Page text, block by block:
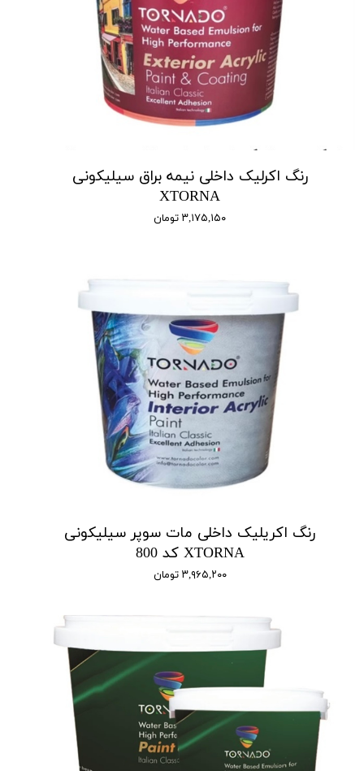
رنگ اکرلیک داخلی نیمه براق سیلیکونی
XTORNA
۳,۱۷۵,۱۵۰ تومان
رنگ اکریلیک داخلی مات سوپر سیلیکونی
XTORNA کد 800
۳,۹۶۵,۲۰۰ تومان